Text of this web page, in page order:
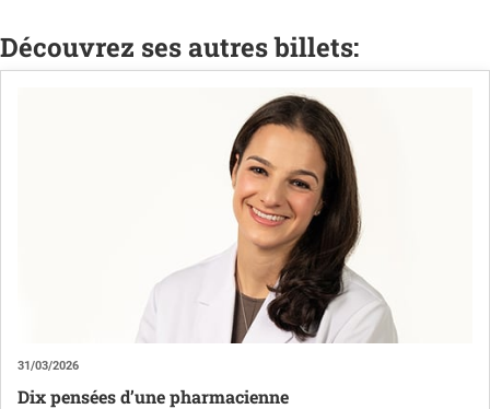
Découvrez ses autres billets:
31/03/2026
Dix pensées d’une pharmacienne